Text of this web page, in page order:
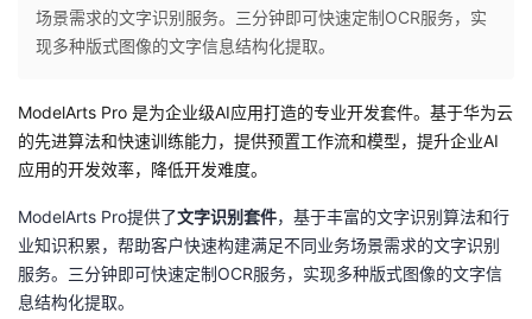
个
主
的
发
者
场景需求的文字识别服务。三分钟即可快速定制OCR服务，实
现多种版式图像的文字信息结构化提取。
ModelArts Pro 是为企业级AI应用打造的专业开发套件。基于华为云
的先进算法和快速训练能力，提供预置工作流和模型，提升企业AI
应用的开发效率，降低开发难度。
ModelArts Pro提供了文字识别套件，基于丰富的文字识别算法和行
业知识积累，帮助客户快速构建满足不同业务场景需求的文字识别
服务。三分钟即可快速定制OCR服务，实现多种版式图像的文字信
息结构化提取。